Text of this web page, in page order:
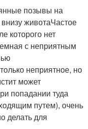
позывы на
животаЧастое
которого нет
с неприятным
неприятное, но
может
попадании туда
путем), очень
делать для